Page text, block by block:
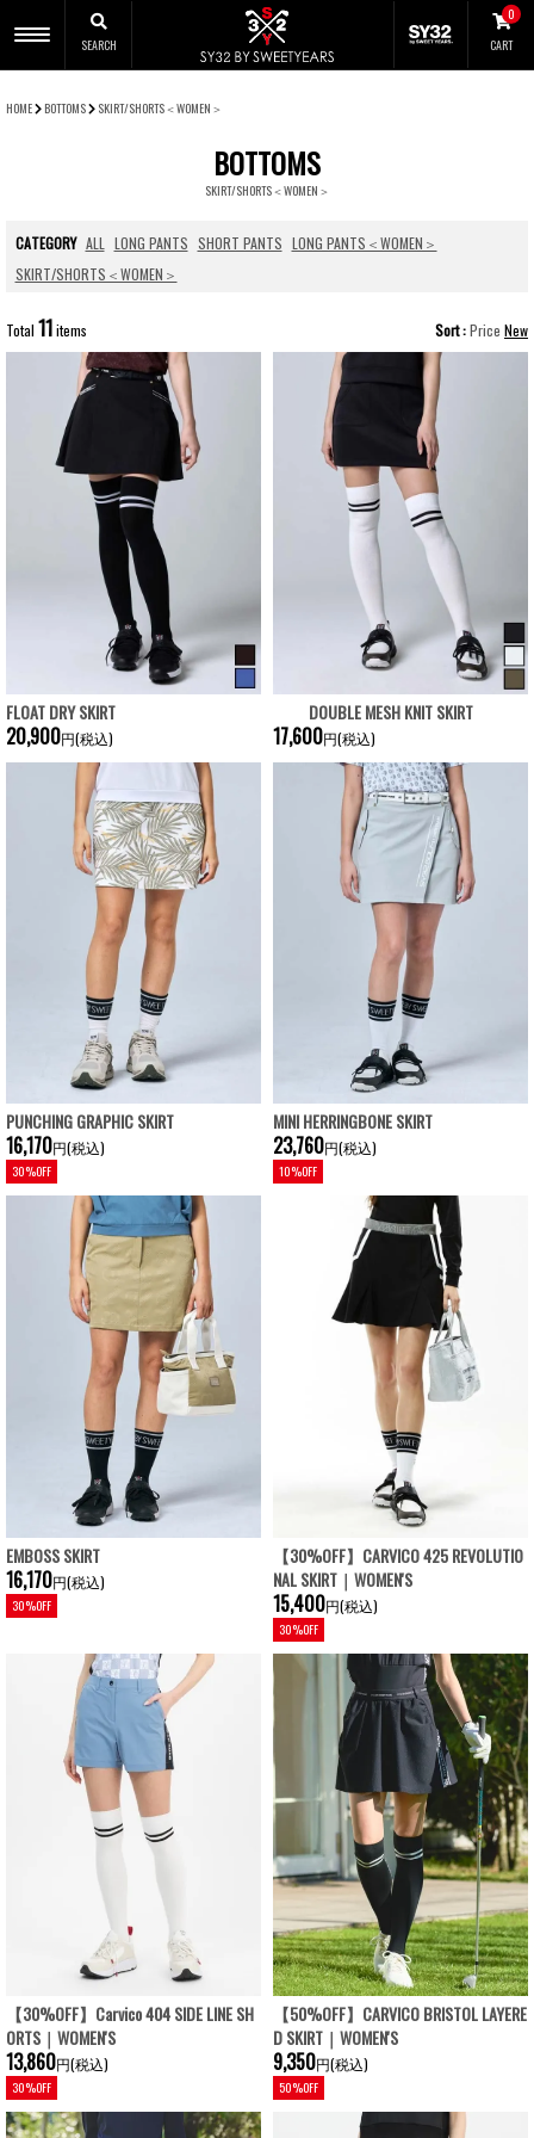
SEARCH
0
CART
CLOSE
HOME BOTTOMS SKIRT/SHORTS＜WOMEN＞
BOTTOMS
SKIRT/SHORTS＜WOMEN＞
CATEGORY ALL LONG PANTS SHORT PANTS LONG PANTS＜WOMEN＞
SKIRT/SHORTS＜WOMEN＞
Total 11items Sort Price New
FLOAT DRY SKIRT
20,900円(税込)
DOUBLE MESH KNIT SKIRT
17,600円(税込)
PUNCHING GRAPHIC SKIRT
16,170円(税込)
30%OFF
MINI HERRINGBONE SKIRT
23,760円(税込)
10%OFF
EMBOSS SKIRT
16,170円(税込)
30%OFF
【30%OFF】CARVICO 425 REVOLUTIO
NAL SKIRT｜WOMEN'S
15,400円(税込)
30%OFF
【30%OFF】Carvico 404 SIDE LINE SH
ORTS｜WOMEN'S
13,860円(税込)
30%OFF
【50%OFF】CARVICO BRISTOL LAYERE
D SKIRT｜WOMEN'S
9,350円(税込)
50%OFF